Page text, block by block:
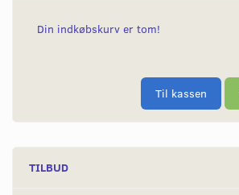
Din indkøbskurv er tom!
Til kassen
TILBUD